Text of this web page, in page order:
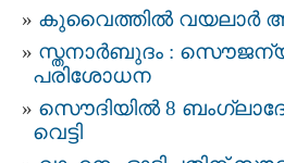
കുവൈത്തില്‍ വയലാര്‍
സ്തനാര്‍ബുദം : സൌജന്യ
പരിശോധന
സൌദിയില്‍ 8
വെട്ടി